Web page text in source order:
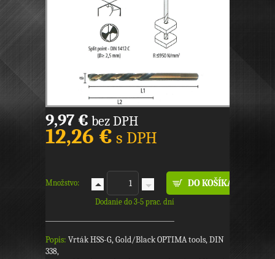
9,97 € bez DPH
12,26 € s DPH
Množstvo:
Dodanie do 3-5 prac. dní
Popis: Vrták HSS-G, Gold/Black OPTIMA tools, DIN
338,